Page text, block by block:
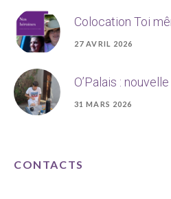
Colocation Toi
27 AVRIL 2026
O’Palais :
31 MARS 2026
CONTACTS